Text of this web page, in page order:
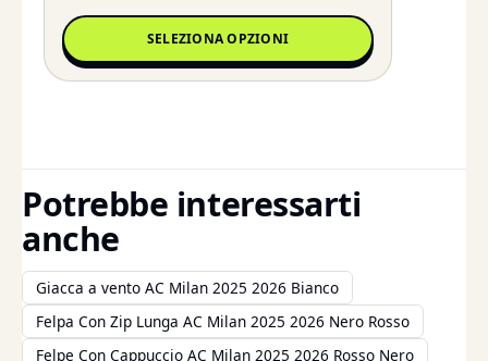
SELEZIONA OPZIONI
Potrebbe interessarti
anche
Giacca a vento AC Milan 2025 2026 Bianco
Felpa Con Zip Lunga AC Milan 2025 2026 Nero Rosso
Felpe Con Cappuccio AC Milan 2025 2026 Rosso Nero